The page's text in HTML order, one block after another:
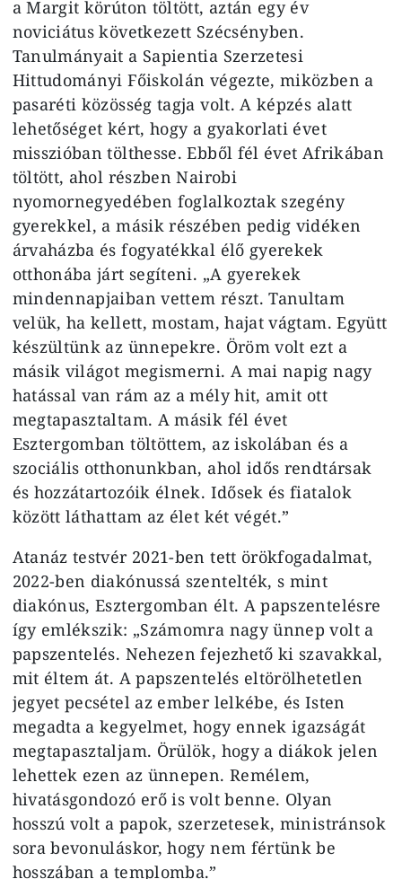
a Margit körúton töltött, aztán egy év
noviciátus következett Szécsényben.
Tanulmányait a Sapientia Szerzetesi
Hittudományi Főiskolán végezte, miközben a
pasaréti közösség tagja volt. A képzés alatt
lehetőséget kért, hogy a gyakorlati évet
misszióban tölthesse. Ebből fél évet Afrikában
töltött, ahol részben Nairobi
nyomornegyedében foglalkoztak szegény
gyerekkel, a másik részében pedig vidéken
árvaházba és fogyatékkal élő gyerekek
otthonába járt segíteni. „A gyerekek
mindennapjaiban vettem részt. Tanultam
velük, ha kellett, mostam, hajat vágtam. Együtt
készültünk az ünnepekre. Öröm volt ezt a
másik világot megismerni. A mai napig nagy
hatással van rám az a mély hit, amit ott
megtapasztaltam. A másik fél évet
Esztergomban töltöttem, az iskolában és a
szociális otthonunkban, ahol idős rendtársak
és hozzátartozóik élnek. Idősek és fiatalok
között láthattam az élet két végét.”
Atanáz testvér 2021-ben tett örökfogadalmat,
2022-ben diakónussá szentelték, s mint
diakónus, Esztergomban élt. A papszentelésre
így emlékszik: „Számomra nagy ünnep volt a
papszentelés. Nehezen fejezhető ki szavakkal,
mit éltem át. A papszentelés eltörölhetetlen
jegyet pecsétel az ember lelkébe, és Isten
megadta a kegyelmet, hogy ennek igazságát
megtapasztaljam. Örülök, hogy a diákok jelen
lehettek ezen az ünnepen. Remélem,
hivatásgondozó erő is volt benne. Olyan
hosszú volt a papok, szerzetesek, ministránsok
sora bevonuláskor, hogy nem fértünk be
hosszában a templomba.”